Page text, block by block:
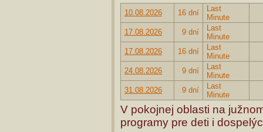
10.08.2026
16 dní
Last
Minute
17.08.2026
9 dní
Last
Minute
17.08.2026
16 dní
Last
Minute
24.08.2026
9 dní
Last
Minute
31.08.2026
9 dní
Last
Minute
V pokojnej oblasti na
programy pre deti i